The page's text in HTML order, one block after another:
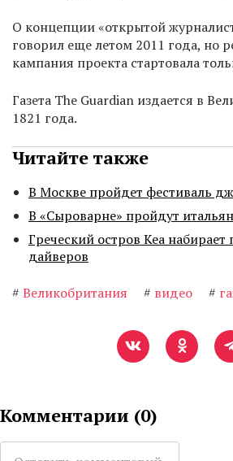
О концепции «открытой
говорил еще летом 2011 года, но
кампания проекта стартовала
Газета The Guardian издается в
1821 года.
Читайте также
В Москве пройдет фестиваль
В «Сыроварне» пройдут
Греческий остров Кеа набирает
дайверов
# Великобритания # видео #
Комментарии (0)